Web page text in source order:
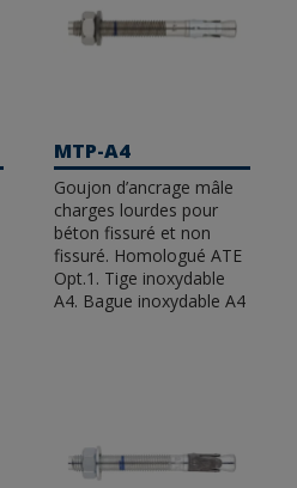
joints sûrs et résistants
Nous
ETE Opt 7 et
dans le béton fissuré
sismique C1&C2 ou la
autres. Notre catalogue
à expansion mâle (MT),
solutions avec
(ETE Opt 7 et ETE Opt
MTP-A4
Goujon d’ancrage mâle
charges lourdes pour
béton fissuré et non
fissuré. Homologué ATE
Opt.1. Tige inoxydable
A4. Bague inoxydable A4